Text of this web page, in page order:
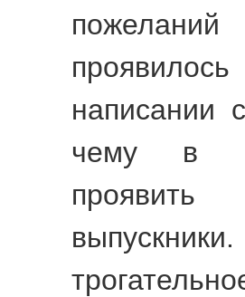
написании
чему в